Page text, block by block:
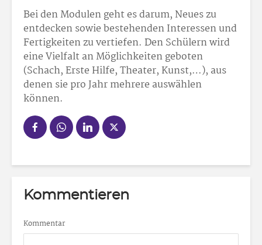
Bei den Modulen geht es darum, Neues zu
entdecken sowie bestehenden Interessen und
Fertigkeiten zu vertiefen. Den Schülern wird
eine Vielfalt an Möglichkeiten geboten
(Schach, Erste Hilfe, Theater, Kunst,…), aus
denen sie pro Jahr mehrere auswählen
können.
Kommentieren
Kommentar